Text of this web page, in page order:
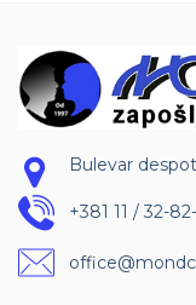
Bulevar
+381 11 / 32-